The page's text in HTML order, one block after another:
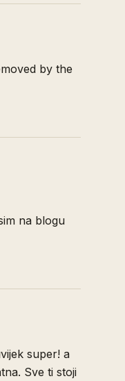
by the
na blogu
super! a
Sve ti stoji